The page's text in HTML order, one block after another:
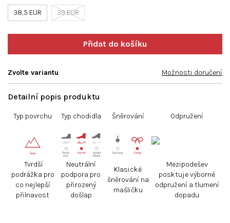
38,5 EUR
39 EUR
Zvolte variantu Možnosti doručení
hvězdiček.
Detailní popis produktu
Typ povrchu Typ chodidla Šněrování Odpružení
Tvrdší
podrážka pro
co nejlepší
přilnavost
Neutrální
podpora pro
přirozený
došlap
Klasické
šněrování na
mašličku
Mezipodešev
posktuje výborné
odpružení a tlumení
dopadu